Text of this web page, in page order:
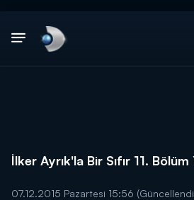
İlker Ayrık'la Bir Sıfır 11. Bölüm
07.12.2015 Pazartesi 15:56